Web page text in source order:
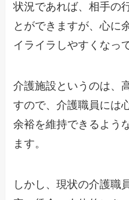
状況であれば、相手の
とができますが、心に
イライラしやすくなっ
介護施設というのは、
すので、介護職員には
余裕を維持できるよう
ます。
しかし、現状の介護職